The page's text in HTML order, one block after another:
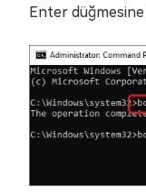
Enter düğmesine